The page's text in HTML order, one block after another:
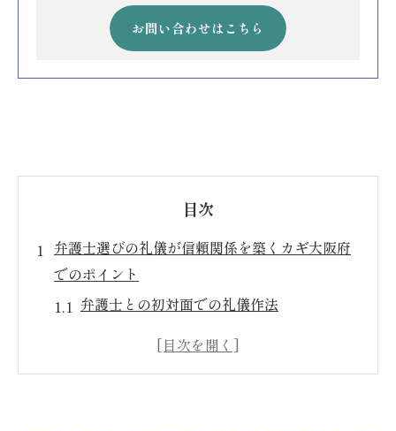
お問い合わせはこちら
目次
弁護士選びの礼儀が信頼関係を築くカギ大阪府
でのポイント
弁護士との初対面での礼儀作法
大阪府における法的専門家との信頼構築